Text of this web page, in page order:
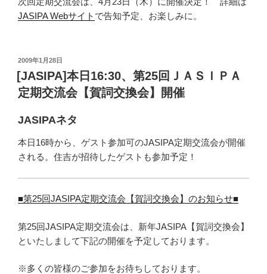
JASIPA Webサイト で告知予定、お楽しみに。
投
稿
日:
2009年1月28日
[JASIPA]本日16:30、第25回ＪＡＳＩＰＡ
定期交流会【賀詞交換会】開催
JASIPAネタ
本日16時から、ゲスト参加可のJASIPA定期交流会が開催
される。住吉が招待したゲストも参加予定！
■第25回JASIPA定期交流会【賀詞交換会】のお知らせ■
第25回JASIPA定期交流会は、新年JASIPA【賀詞交換会】
といたしまして下記の開催を予定しております。
※多くの皆様のご参加をお待ちしております。